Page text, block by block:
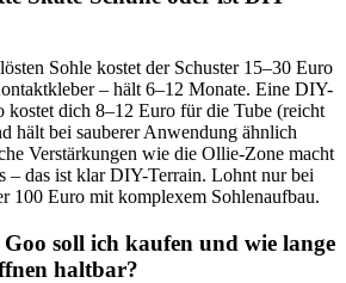
Sohle kostet der Schuster 15–30 Euro
– hält 6–12 Monate. Eine DIY-
kostet dich 8–12 Euro für die Tube (reicht
hält bei sauberer Anwendung ähnlich
Verstärkungen wie die Ollie-Zone macht
– das ist klar DIY-Terrain. Lohnt nur bei
100 Euro mit komplexem Sohlenaufbau.
Goo soll ich kaufen und wie lange
haltbar?